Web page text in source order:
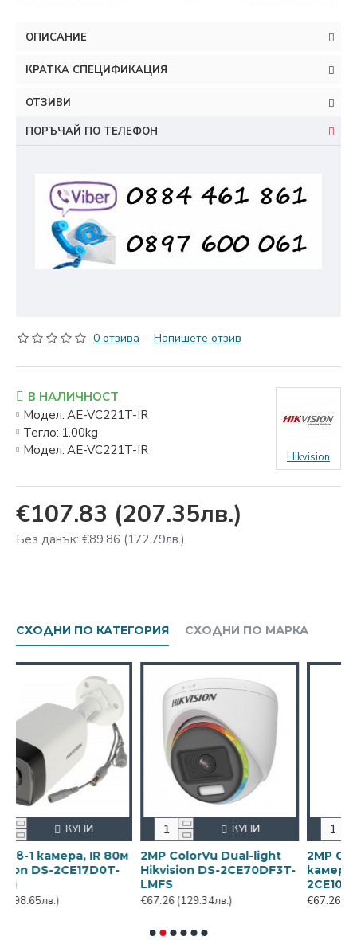
ОПИСАНИЕ
КРАТКА СПЕЦИФИКАЦИЯ
ОТЗИВИ
ПОРЪЧАЙ ПО ТЕЛЕФОН
0 отзива - Напишете отзив
€107.83 (207.35лв.)
Без данък: €89.86 (172.79лв.)
В НАЛИЧНОСТ
Модел: AE-VC221T-IR
Тегло: 1.00kg
Модел: AE-VC221T-IR Hikvision
СХОДНИ ПО КАТЕГОРИЯ СХОДНИ ПО МАРКА
IR 80м
2MP ColorVu Dual-light
Hikvision DS-2CE70DF3T-
(129.34лв.)
КУПИ
2MP ColorVu
камера Hikvision
2CE10DF3T-LFS
(129.34лв.)